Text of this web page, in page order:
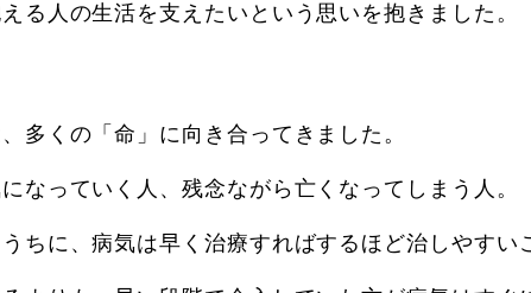
る人の生活を支えたいという思いを抱きました。
多くの「命」に向き合ってきました。
なっていく人、残念ながら亡くなってしまう人。
ちに、病気は早く治療すればするほど治しやすい